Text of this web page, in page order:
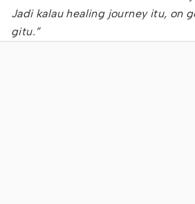
Jadi kalau healing journey itu, on
gitu.”